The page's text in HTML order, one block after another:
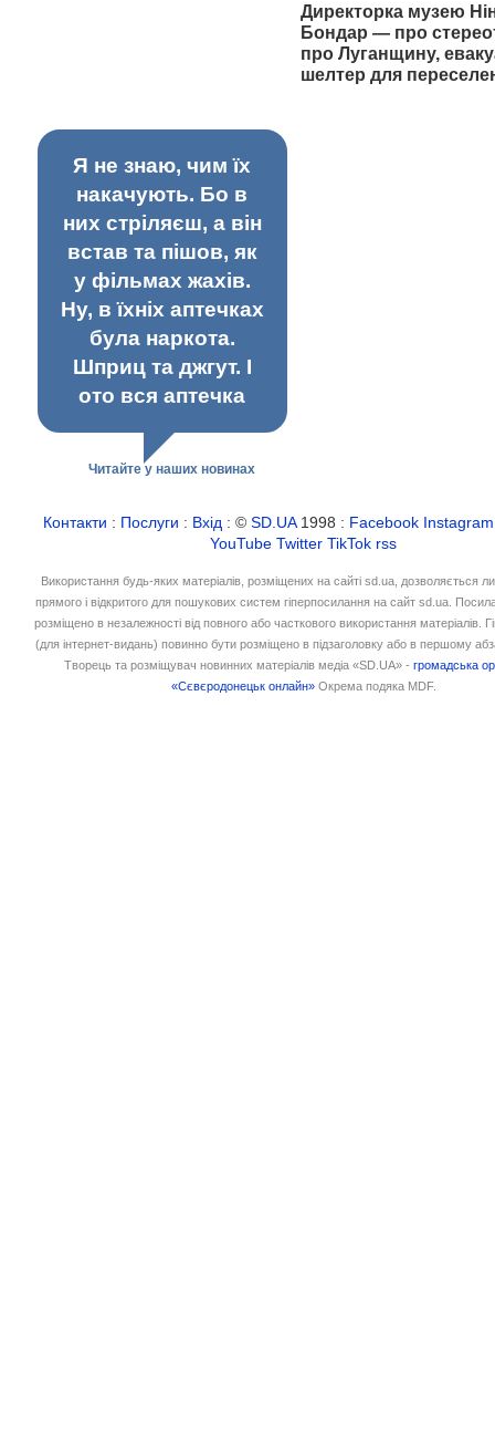
Директорка музею
Бондар — про
про Луганщину,
шелтер для
Я не знаю, чим їх
накачують. Бо в
них стріляєш, а він
встав та пішов, як
у фільмах жахів.
Ну, в їхніх аптечках
була наркота.
Шприц та джгут. І
ото вся аптечка
Читайте у наших новинах
Контакти : Послуги : Вхід : ©SD.UA1998 : Facebook Instagram
YouTube Twitter TikTok rss
Використання будь-яких матеріалів, розміщених на сайті sd.ua, дозволяється
прямого і відкритого для пошукових систем гіперпосилання на сайт sd.ua.
розміщено в незалежності від повного або часткового використання матеріалів.
(для інтернет-видань) повинно бути розміщено в підзаголовку або в першому
Творець та розміщувач новинних матеріалів медіа «SD.UA» -громадська
«Сєвєродонецьк онлайн» Окрема подяка MDF.